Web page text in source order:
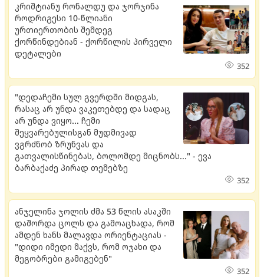
კრიშტიანუ რონალდუ და ჯორჯინა
როდრიგესი 10-წლიანი
ურთიერთობის შემდეგ
ქორწინდებიან - ქორწილის პირველი
დეტალები
352
"დედაჩემი სულ გვერდში მიდგას,
რასაც არ უნდა ვაკეთებდე და სადაც
არ უნდა ვიყო... ჩემი
შეყვარებულისგან მუდმივად
ვგრძნობ ზრუნვას და
გათვალისწინებას, ბოლომდე მიცნობს..." - ევა
ბარბაქაძე პირად თემებზე
352
ანჯელინა ჯოლის ძმა 53 წლის ასაკში
დაშორდა ცოლს და გამოაცხადა, რომ
ამდენ ხანს მალავდა ორიენტაციას -
"დიდი იმედი მაქვს, რომ ოჯახი და
მეგობრები გამიგებენ"
352